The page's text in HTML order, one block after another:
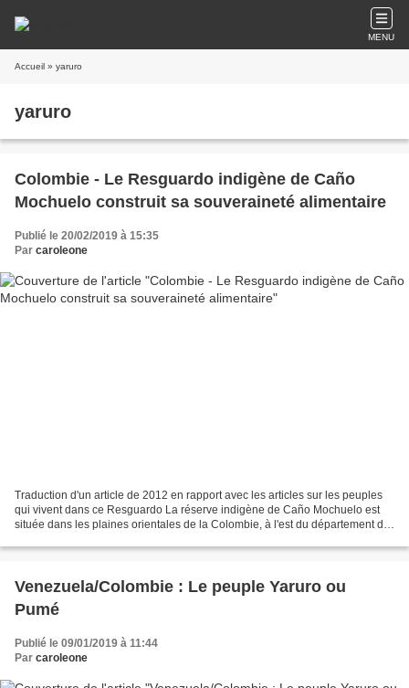
MENU
Accueil » yaruro
yaruro
Colombie - Le Resguardo indigène de Caño
Mochuelo construit sa souveraineté alimentaire
Publié le 20/02/2019 à 15:35
Par caroleone
Traduction d'un article de 2012 en rapport avec les articles sur les peuples
qui vivent dans ce Resguardo La réserve indigène de Caño Mochuelo est
située dans les plaines orientales de la Colombie, à l'est du département de
Venezuela/Colombie : Le peuple Yaruro ou
Pumé
Publié le 09/01/2019 à 11:44
Par caroleone